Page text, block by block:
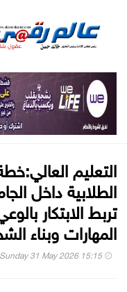
التعليم
الطلابية داخل
تربط الابتكار
المهارات وبناء
Sunday 31 May 2026 15:15 - الأحد ١٥ ذو الحجة ١٤٤٧